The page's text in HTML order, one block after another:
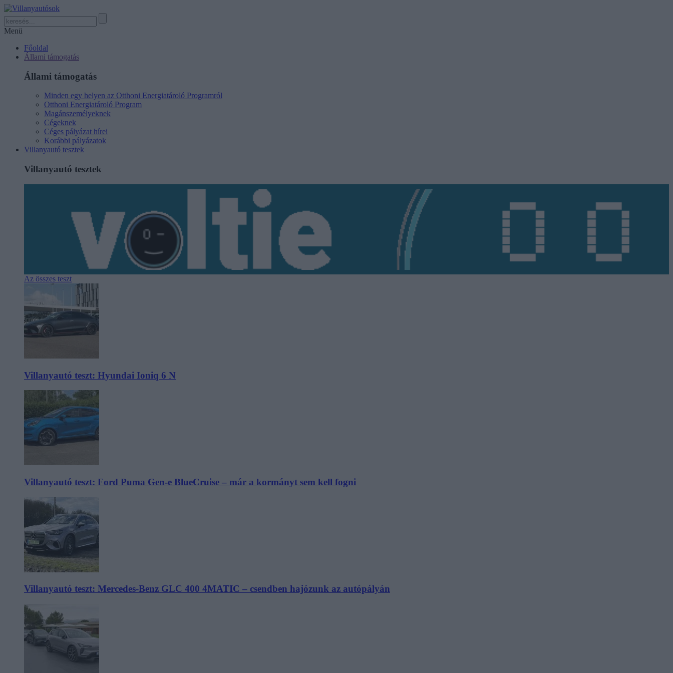
Menü
Főoldal
Állami támogatás
Állami támogatás
Minden egy helyen az Otthoni Energiatároló Programról
Otthoni Energiatároló Program
Magánszemélyeknek
Cégeknek
Céges pályázat hírei
Korábbi pályázatok
Villanyautó tesztek
Villanyautó tesztek
Az összes teszt
Villanyautó teszt: Hyundai Ioniq 6 N
Villanyautó teszt: Ford Puma Gen-e BlueCruise – már a kormányt sem kell fogni
Villanyautó teszt: Mercedes-Benz GLC 400 4MATIC – csendben hajózunk az autópályán